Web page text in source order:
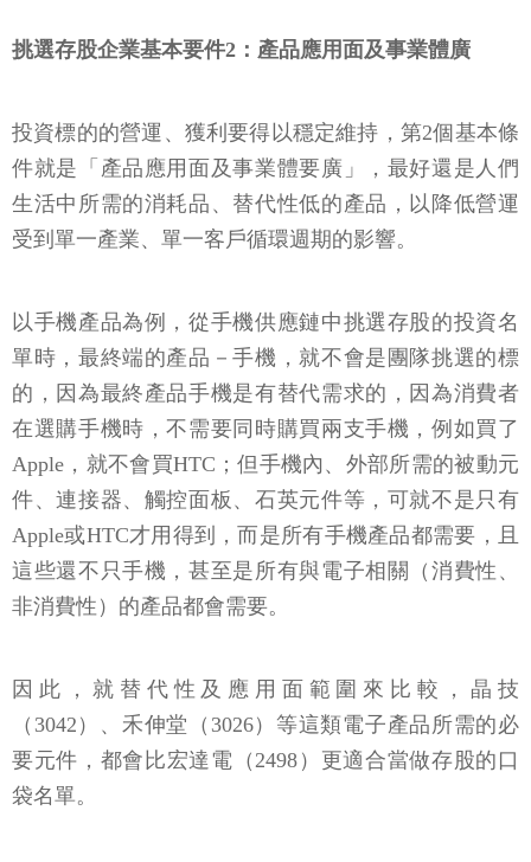
挑選存股企業基本要件2：產品應用面及事業體廣
投資標的的營運、獲利要得以穩定維持，第2個基本條
件就是「產品應用面及事業體要廣」，最好還是人們
生活中所需的消耗品、替代性低的產品，以降低營運
受到單一產業、單一客戶循環週期的影響。
以手機產品為例，從手機供應鏈中挑選存股的投資名
單時，最終端的產品－手機，就不會是團隊挑選的標
的，因為最終產品手機是有替代需求的，因為消費者
在選購手機時，不需要同時購買兩支手機，例如買了
Apple，就不會買HTC；但手機內、外部所需的被動元
件、連接器、觸控面板、石英元件等，可就不是只有
Apple或HTC才用得到，而是所有手機產品都需要，且
這些還不只手機，甚至是所有與電子相關（消費性、
非消費性）的產品都會需要。
因此，就替代性及應用面範圍來比較，晶技
（3042）、禾伸堂（3026）等這類電子產品所需的必
要元件，都會比宏達電（2498）更適合當做存股的口
袋名單。